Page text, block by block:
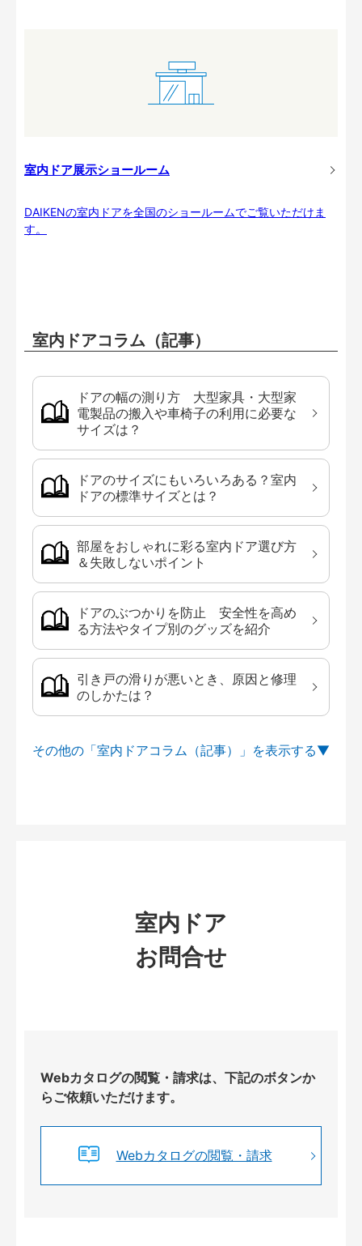
室内ドア展示ショールーム
DAIKENの室内ドアを全国のショールームでご覧いただけま
す。
室内ドアコラム（記事）
ドアの幅の測り方 大型家具・大型家
電製品の搬入や車椅子の利用に必要な
サイズは？
ドアのサイズにもいろいろある？室内
ドアの標準サイズとは？
部屋をおしゃれに彩る室内ドア選び方
＆失敗しないポイント
ドアのぶつかりを防止 安全性を高め
る方法やタイプ別のグッズを紹介
引き戸の滑りが悪いとき、原因と修理
のしかたは？
その他の「室内ドアコラム（記事）」を
室内ドア
お問合せ
Webカタログの閲覧・請求は、下記のボタンか
らご依頼いただけます。
Webカタログの閲覧・請求